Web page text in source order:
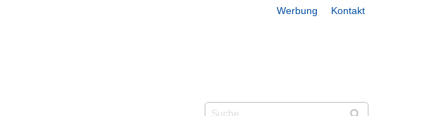
Werbung Kontakt